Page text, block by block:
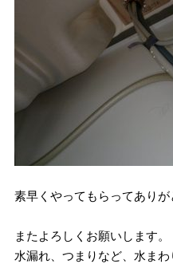
素早くやってもらってありが
またよろしくお願いします。
水漏れ、つまりなど、水ま